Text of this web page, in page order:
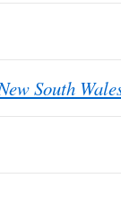
South